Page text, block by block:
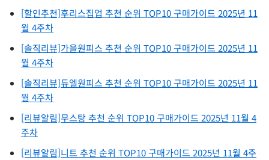
[할인추천]후리스집업 추천 순위 TOP10 구매가이드 2025년 11
월 4주차
[솔직리뷰]가을원피스 추천 순위 TOP10 구매가이드 2025년 11
월 4주차
[솔직리뷰]듀엘원피스 추천 순위 TOP10 구매가이드 2025년 11
월 4주차
[리뷰알림]무스탕 추천 순위 TOP10 구매가이드 2025년 11월 4
주차
[리뷰알림]니트 추천 순위 TOP10 구매가이드 2025년 11월 4주